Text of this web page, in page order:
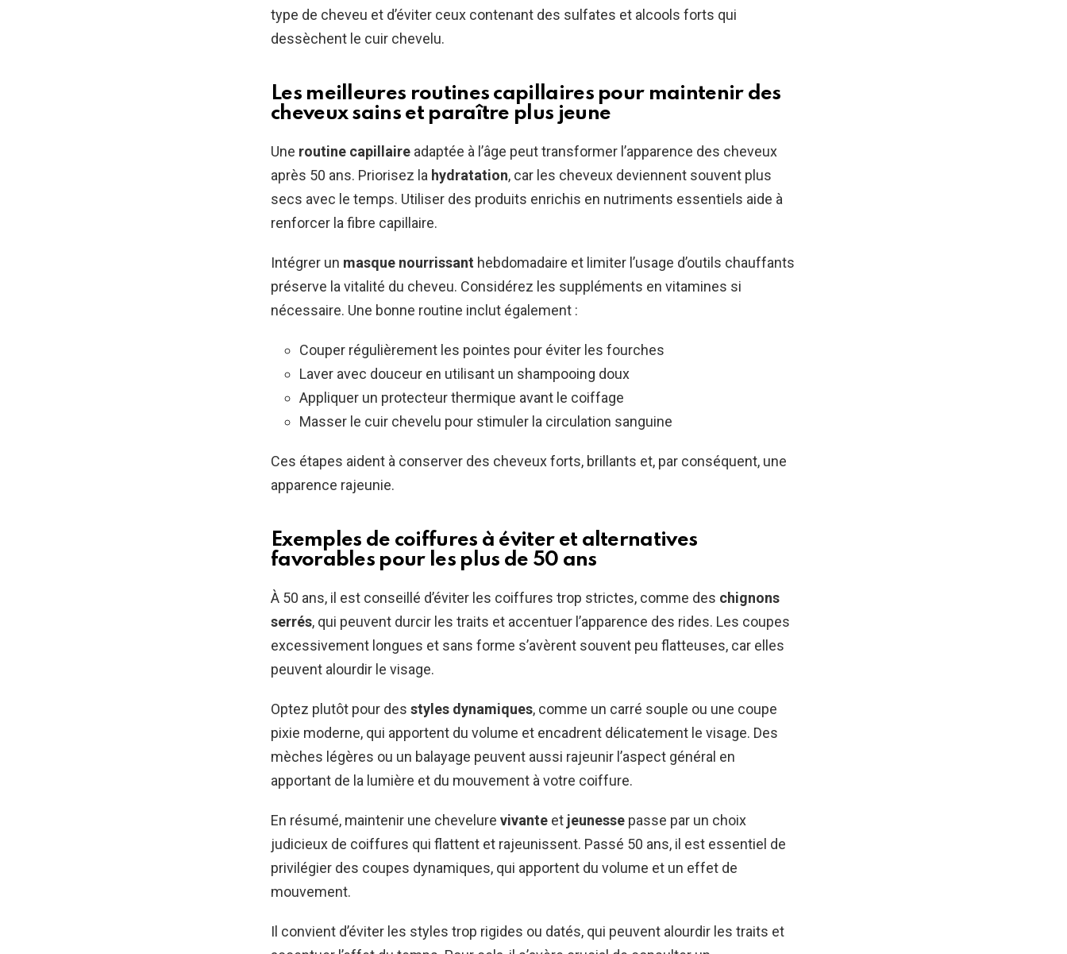
type de cheveu et d’éviter ceux contenant des sulfates et alcools forts qui
dessèchent le cuir chevelu.
Les meilleures routines capillaires pour maintenir des
cheveux sains et paraître plus jeune
Une routine capillaire adaptée à l’âge peut transformer l’apparence des cheveux
après 50 ans. Priorisez la hydratation, car les cheveux deviennent souvent plus
secs avec le temps. Utiliser des produits enrichis en nutriments essentiels aide à
renforcer la fibre capillaire.
Intégrer un masque nourrissant hebdomadaire et limiter l’usage d’outils chauffants
préserve la vitalité du cheveu. Considérez les suppléments en vitamines si
nécessaire. Une bonne routine inclut également :
Couper régulièrement les pointes pour éviter les fourches
Laver avec douceur en utilisant un shampooing doux
Appliquer un protecteur thermique avant le coiffage
Masser le cuir chevelu pour stimuler la circulation sanguine
Ces étapes aident à conserver des cheveux forts, brillants et, par conséquent, une
apparence rajeunie.
Exemples de coiffures à éviter et alternatives
favorables pour les plus de 50 ans
À 50 ans, il est conseillé d’éviter les coiffures trop strictes, comme des chignons
serrés, qui peuvent durcir les traits et accentuer l’apparence des rides. Les coupes
excessivement longues et sans forme s’avèrent souvent peu flatteuses, car elles
peuvent alourdir le visage.
Optez plutôt pour des styles dynamiques, comme un carré souple ou une coupe
pixie moderne, qui apportent du volume et encadrent délicatement le visage. Des
mèches légères ou un balayage peuvent aussi rajeunir l’aspect général en
apportant de la lumière et du mouvement à votre coiffure.
En résumé, maintenir une chevelure vivante et jeunesse passe par un choix
judicieux de coiffures qui flattent et rajeunissent. Passé 50 ans, il est essentiel de
privilégier des coupes dynamiques, qui apportent du volume et un effet de
mouvement.
Il convient d’éviter les styles trop rigides ou datés, qui peuvent alourdir les traits et